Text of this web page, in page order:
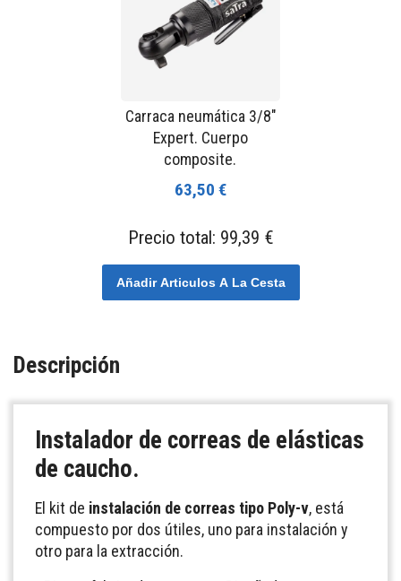
Carraca neumática 3/8"
Expert. Cuerpo
composite.
63,50 €
Precio total: 99,39 €
Añadir Articulos A La Cesta
Descripción
Instalador de correas de elásticas
de caucho.
El kit de instalación de correas tipo Poly-v, está
compuesto por dos útiles, uno para instalación y
otro para la extracción.